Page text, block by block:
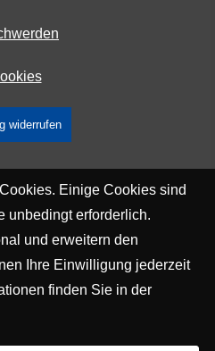
widerrufen
Einige Cookies sind
unbedingt erforderlich.
und erweitern den
Ihre Einwilligung jederzeit
finden Sie in der